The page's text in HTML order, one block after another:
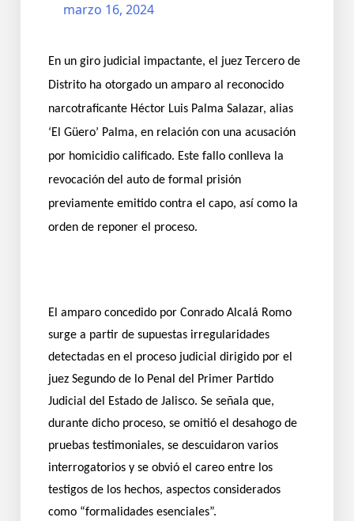
marzo 16, 2024
En un giro judicial impactante, el juez Tercero de
Distrito ha otorgado un amparo al reconocido
narcotraficante Héctor Luis Palma Salazar, alias
‘El Güero’ Palma, en relación con una acusación
por homicidio calificado. Este fallo conlleva la
revocación del auto de formal prisión
previamente emitido contra el capo, así como la
orden de reponer el proceso.
El amparo concedido por Conrado Alcalá Romo
surge a partir de supuestas irregularidades
detectadas en el proceso judicial dirigido por el
juez Segundo de lo Penal del Primer Partido
Judicial del Estado de Jalisco. Se señala que,
durante dicho proceso, se omitió el desahogo de
pruebas testimoniales, se descuidaron varios
interrogatorios y se obvió el careo entre los
testigos de los hechos, aspectos considerados
como “formalidades esenciales”.